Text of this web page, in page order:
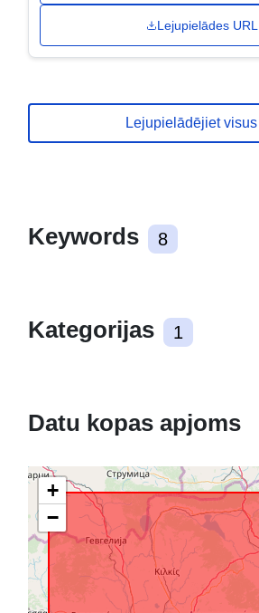
Lejupielādes URL
Lejupielādējiet visus
Keywords 8
Kategorijas 1
Datu kopas apjoms
+
−